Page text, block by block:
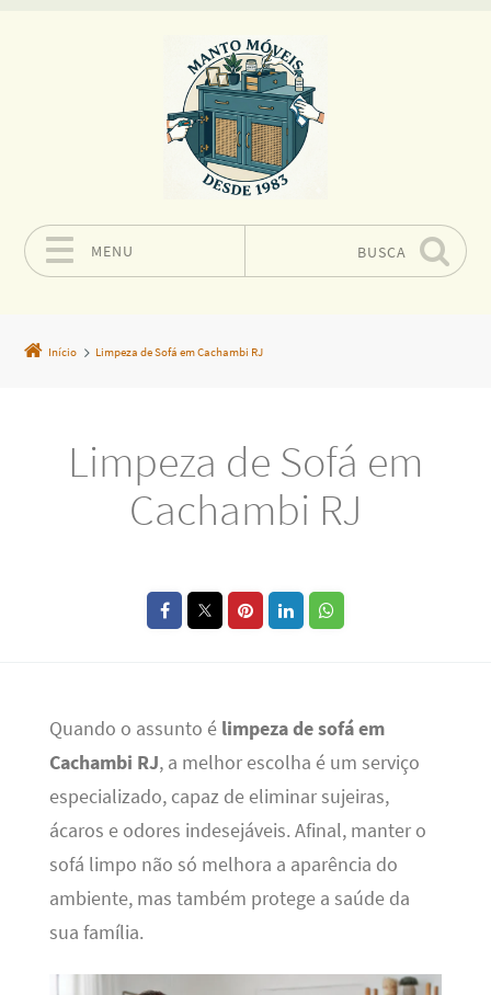
MENU BUSCA
Início Limpeza de Sofá em Cachambi RJ
Limpeza de Sofá em
Cachambi RJ
Quando o assunto é limpeza de sofá em
Cachambi RJ, a melhor escolha é um serviço
especializado, capaz de eliminar sujeiras,
ácaros e odores indesejáveis. Afinal, manter o
sofá limpo não só melhora a aparência do
ambiente, mas também protege a saúde da
sua família.